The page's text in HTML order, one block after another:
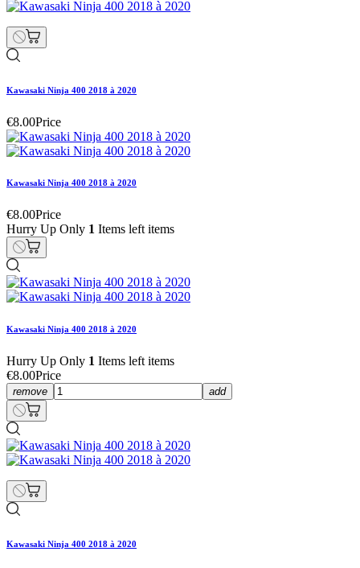
Kawasaki Ninja 400 2018 à 2020
€8.00Price
Kawasaki Ninja 400 2018 à 2020
€8.00Price
Hurry Up Only 1 Items left items
Kawasaki Ninja 400 2018 à 2020
Hurry Up Only 1 Items left items
€8.00Price
remove add
Kawasaki Ninja 400 2018 à 2020